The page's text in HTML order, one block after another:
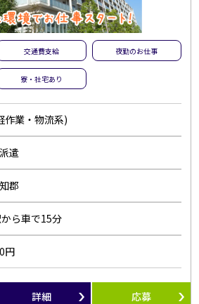
交通費支給 夜勤のお仕事
寮・社宅あり
作業・物流系)
遣
郡
ら車で15分
円
詳細 応募